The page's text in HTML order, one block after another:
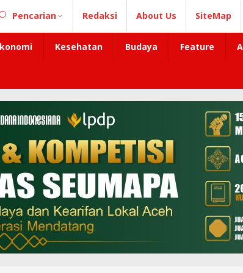
Pencarian Redaksi About Us SiteMap
Kesehatan Budaya Feature